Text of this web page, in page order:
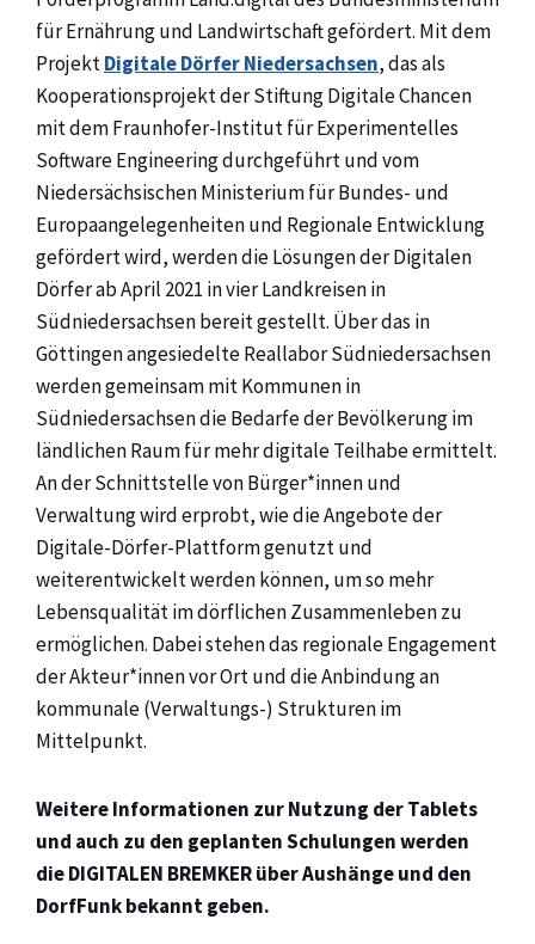
für Ernährung und Landwirtschaft gefördert. Mit dem
ProjektDigitale Dörfer Niedersachsen, das als
Kooperationsprojekt der Stiftung Digitale Chancen
mit dem Fraunhofer-Institut für Experimentelles
Software Engineering durchgeführt und vom
Niedersächsischen Ministerium für Bundes- und
Europaangelegenheiten und Regionale Entwicklung
gefördert wird, werden die Lösungen der Digitalen
Dörfer ab April 2021 in vier Landkreisen in
Südniedersachsen bereit gestellt. Über das in
Göttingen angesiedelte Reallabor Südniedersachsen
werden gemeinsam mit Kommunen in
Südniedersachsen die Bedarfe der Bevölkerung im
ländlichen Raum für mehr digitale Teilhabe ermittelt.
An der Schnittstelle von Bürger*innen und
Verwaltung wird erprobt, wie die Angebote der
Digitale-Dörfer-Plattform genutzt und
weiterentwickelt werden können, um so mehr
Lebensqualität im dörflichen Zusammenleben zu
ermöglichen. Dabei stehen das regionale Engagement
der Akteur*innen vor Ort und die Anbindung an
kommunale (Verwaltungs-) Strukturen im
Mittelpunkt.
Weitere Informationen zur Nutzung der Tablets
und auch zu den geplanten Schulungen werden
die DIGITALEN BREMKER über Aushänge und den
DorfFunk bekannt geben.